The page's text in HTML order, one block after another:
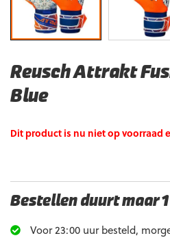
Reusch Attrakt
Blue
Dit product is nu niet op voorraad
Bestellen duurt maar
Voor 23:00 uur besteld,